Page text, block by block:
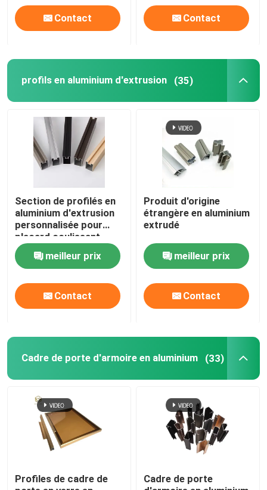
profils en aluminium d'extrusion
Cadre de porte d'armoire en aluminium
Plafond en aluminium
Clôture en verre en aluminium
Profil de la jupe en aluminium
Échelle télescopique en aluminium
Profil d'aluminium de coin
Fabricants de portes et fenêtres en aluminium
Profil de fente en aluminium en T
Éclairage sur rail magnétique à DEL
Pièces en aluminium CNC
Contact Contact
profils en aluminium d'extrusion (35)
Section de profilés en
aluminium d'extrusion
personnalisée pour
placard coulissant
meilleur prix
Contact
Produit d'origine
étrangère en aluminium
extrudé
meilleur prix
Contact
Cadre de porte d'armoire en aluminium (33)
Profiles de cadre de
Cadre de porte